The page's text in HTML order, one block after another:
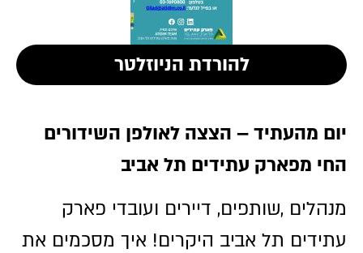
להורדת הניוזלטר
יום מהעתיד – הצצה לאולפן השידורים
החי מפארק עתידים תל אביב
מנהלים ,שותפים, דיירים ועובדי פארק
עתידים תל אביב היקרים! איך מסכמים את